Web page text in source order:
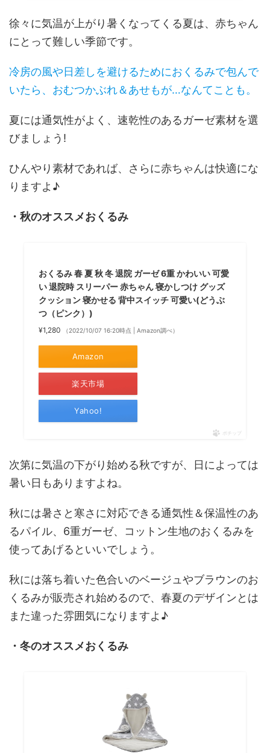
徐々に気温が上がり暑くなってくる夏は、赤ちゃん
にとって難しい季節です。
冷房の風や日差しを避けるためにおくるみで包んで
いたら、おむつかぶれ＆あせもが…なんてことも。
夏には通気性がよく、速乾性のあるガーゼ素材を選
びましょう!
ひんやり素材であれば、さらに赤ちゃんは快適にな
りますよ♪
・秋のオススメおくるみ
おくるみ 春 夏 秋 冬 退院 ガーゼ 6重 かわいい 可愛
い 退院時 スリーパー 赤ちゃん 寝かしつけ グッズ
クッション 寝かせる 背中スイッチ 可愛い(どうぶ
つ（ピンク）)
¥1,280 （2022/10/07 16:20時点 | Amazon調べ）
Amazon
楽天市場
Yahoo!
ポチップ
次第に気温の下がり始める秋ですが、日によっては
暑い日もありますよね。
秋には暑さと寒さに対応できる通気性＆保温性のあ
るパイル、6重ガーゼ、コットン生地のおくるみを
使ってあげるといいでしょう。
秋には落ち着いた色合いのベージュやブラウンのお
くるみが販売され始めるので、春夏のデザインとは
また違った雰囲気になりますよ♪
・冬のオススメおくるみ